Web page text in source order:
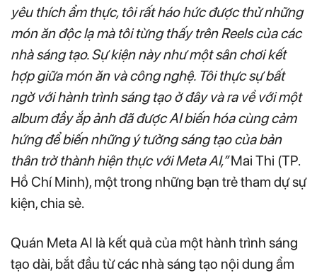
yêu thích ẩm thực, tôi rất háo hức được thử những
món ăn độc lạ mà tôi từng thấy trên Reels của các
nhà sáng tạo. Sự kiện này như một sân chơi kết
hợp giữa món ăn và công nghệ. Tôi thực sự bất
ngờ với hành trình sáng tạo ở đây và ra về với một
album đầy ắp ảnh đã được AI biến hóa cùng cảm
hứng để biến những ý tưởng sáng tạo của bản
thân trở thành hiện thực với Meta AI,”Mai Thi (TP.
Hồ Chí Minh), một trong những bạn trẻ tham dự sự
kiện, chia sẻ.
Quán Meta AI là kết quả của một hành trình sáng
tạo dài, bắt đầu từ các nhà sáng tạo nội dung ẩm